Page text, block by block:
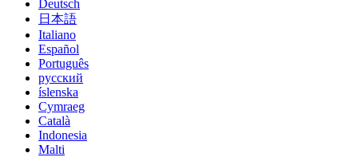
Deutsch
日本語
Italiano
Español
Português
русский
íslenska
Cymraeg
Català
Indonesia
Malti